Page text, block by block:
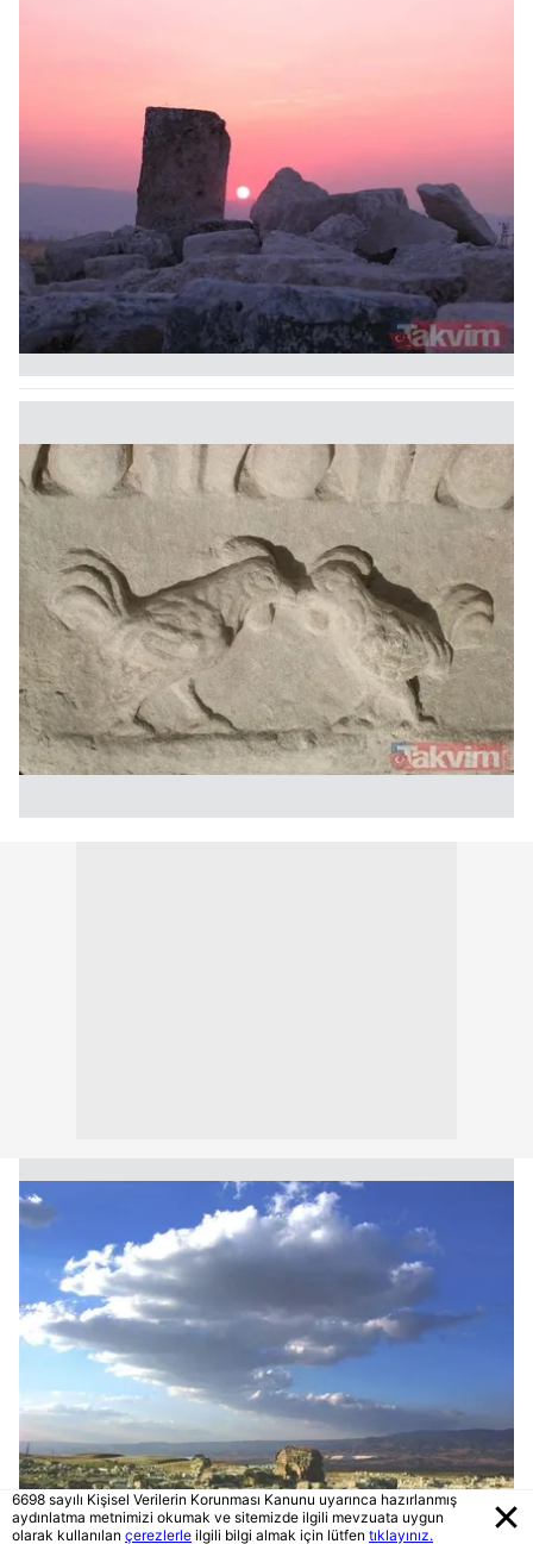
6698 sayılı Kişisel Verilerin Korunması Kanunu uyarınca hazırlanmış
aydınlatma metnimizi okumak ve sitemizde ilgili mevzuata uygun
olarak kullanılan çerezlerle ilgili bilgi almak için lütfen tıklayınız.